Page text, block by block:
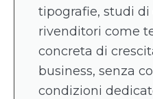
tipografie, studi
rivenditori come
concreta di
business, senza
condizioni